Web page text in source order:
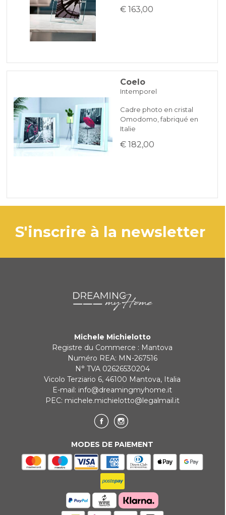
€ 163,00
Coelo
Intemporel
Cadre photo en cristal
Omodomo, fabriqué en
Italie
€ 182,00
s'inscrire à la newsletter
Michele Michielotto
Registre du Commerce : Mantova
Numéro REA: MN-267516
N° TVA 02626530204
Vicolo Terziario 6, 46100 Mantova, Italia
E-mail: info@dreamingmyhome.it
PEC: michele.michielotto@legalmail.it
MODES DE PAIEMENT